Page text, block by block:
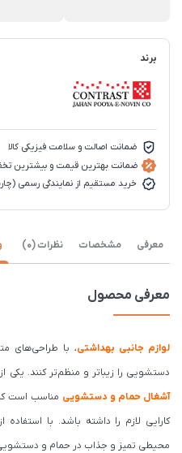
برند
ضمانت اصالت و سلامت فیزیکی کالا
ضمانت بهترین قیمت و بیشترین
خرید مستقیم از نمایندگی رسمی
معرفی مشخصات نظرات (0)
معرفی محصول
لوازم جانبی بهداشتی، با طراحی‌های
دستشویی را زیباتر و منظم‌تر کنند. یکی
آشغال حمام و دستشویی مناسب است
کارایی لازم را داشته باشد. با
محیطی تمیز و جذاب در حمام و دستشویی